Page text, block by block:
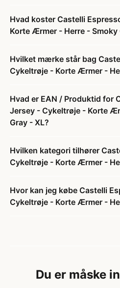
Hvad koster Castelli
Korte Ærmer - Herre - Smoky
Hvilket mærke står bag
Cykeltrøje - Korte Ærmer -
Hvad er EAN / Produktid for
Jersey - Cykeltrøje - Korte
Gray - XL?
Hvilken kategori tilhører
Cykeltrøje - Korte Ærmer -
Hvor kan jeg købe Castelli
Cykeltrøje - Korte Ærmer -
Du er måske